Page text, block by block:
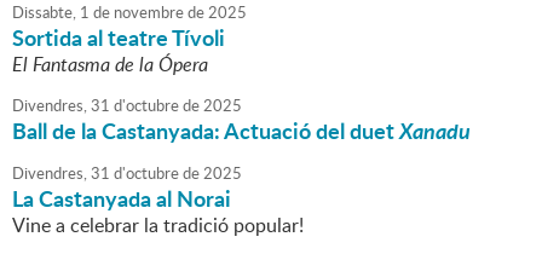
Dissabte, 1 de novembrede2025
Sortida al teatre Tívoli
El Fantasma de la Ópera
Divendres,31 d'octubrede2025
Ball de la Castanyada: Actuació delduetXanadu
Divendres,31 d'octubrede2025
La Castanyada al Norai
Vine a celebrar la tradició popular!